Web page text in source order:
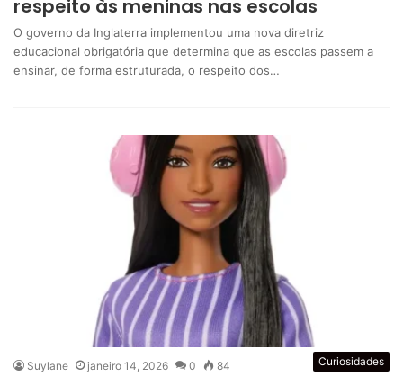
respeito às meninas nas escolas
O governo da Inglaterra implementou uma nova diretriz
educacional obrigatória que determina que as escolas passem a
ensinar, de forma estruturada, o respeito dos…
Curiosidades
Suylane janeiro 14, 2026 0 84